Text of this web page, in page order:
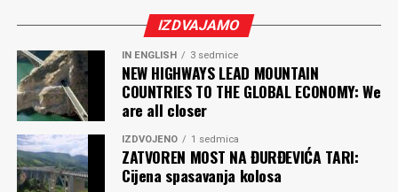
IZDVAJAMO
IN ENGLISH 3 sedmice
NEW HIGHWAYS LEAD MOUNTAIN
COUNTRIES TO THE GLOBAL ECONOMY: We
are all closer
IZDVOJENO 1 sedmica
ZATVOREN MOST NA ĐURĐEVIĆA TARI:
Cijena spasavanja kolosa